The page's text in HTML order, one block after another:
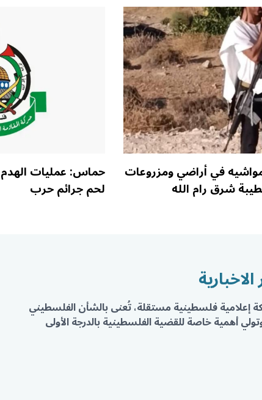
في أراضي ومزروعات
شرق رام الله
حماس: عمليات
لحم جرائم حرب
إعلامية فلسطينية مستقلة، تُعنى بالشأن الفلسطيني
أهمية خاصة للقضية الفلسطينية بالدرجة الأولى